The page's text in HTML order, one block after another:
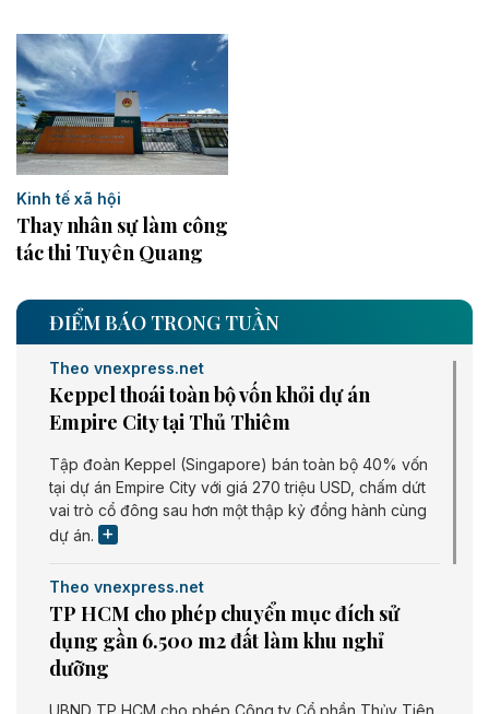
Kinh tế xã hội
Thay nhân sự làm công
tác thi Tuyên Quang
ĐIỂM BÁO TRONG TUẦN
Theo vnexpress.net
Keppel thoái toàn bộ vốn khỏi dự án
Empire City tại Thủ Thiêm
Tập đoàn Keppel (Singapore) bán toàn bộ 40% vốn
tại dự án Empire City với giá 270 triệu USD, chấm dứt
vai trò cổ đông sau hơn một thập kỷ đồng hành cùng
dự án.
Theo vnexpress.net
TP HCM cho phép chuyển mục đích sử
dụng gần 6.500 m2 đất làm khu nghỉ
dưỡng